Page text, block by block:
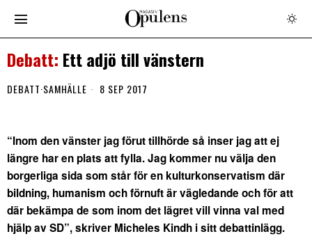
Ett adjö till vänstern
DEBATT·SAMHÄLLE 8 SEP 2017
“Inom den vänster jag förut tillhörde så inser jag att ej
längre har en plats att fylla.Jag kommer nu välja den
borgerliga sida som står för en kulturkonservatism där
bildning, humanism och förnuft är vägledande och för att
där bekämpa de som inom det lägret vill vinna val med
hjälp av SD”, skriver Micheles Kindh i sitt debattinlägg.